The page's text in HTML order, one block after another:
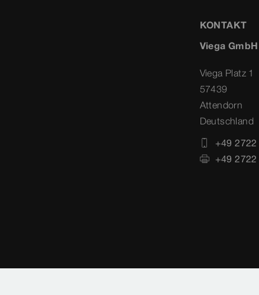
KONTAKT
Viega
Viega Platz 1
57439
Attendorn
Deutschland
+49
+49